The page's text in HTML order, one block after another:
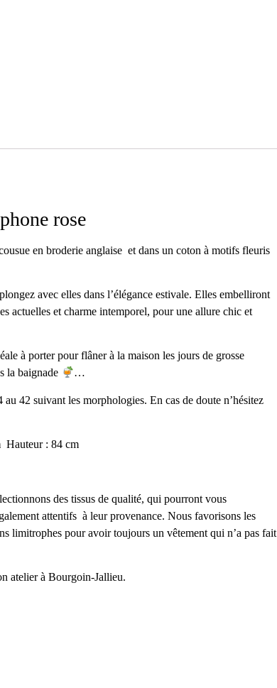
rose
en broderie anglaise et dans un coton à motifs fleuris
avec elles dans l’élégance estivale. Elles embelliront
actuelles et charme intemporel, pour une allure chic et
à porter pour flâner à la maison les jours de grosse
la baignade
…
42 suivant les morphologies. En cas de doute n’hésitez
Hauteur : 84 cm
des tissus de qualité, qui pourront vous
attentifs à leur provenance. Nous favorisons les
limitrophes pour avoir toujours un vêtement qui n’a pas fait
atelier à Bourgoin-Jallieu.